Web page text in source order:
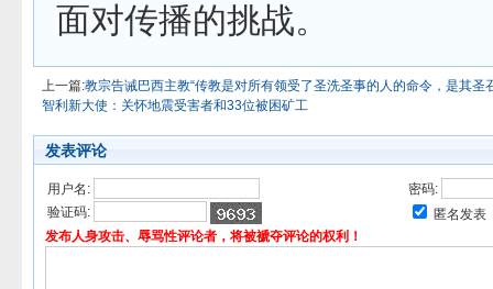
面对传播的挑战。
上一篇:教宗告诫巴西主教“传教是对所有领受了圣洗圣事的人的命令，是其圣
智利新大使：关怀地震受害者和33位被困矿工
发表评论
用户名:
密码:
验证码:
匿名发表
发布人身攻击、辱骂性评论者，将被褫夺评论的权利！